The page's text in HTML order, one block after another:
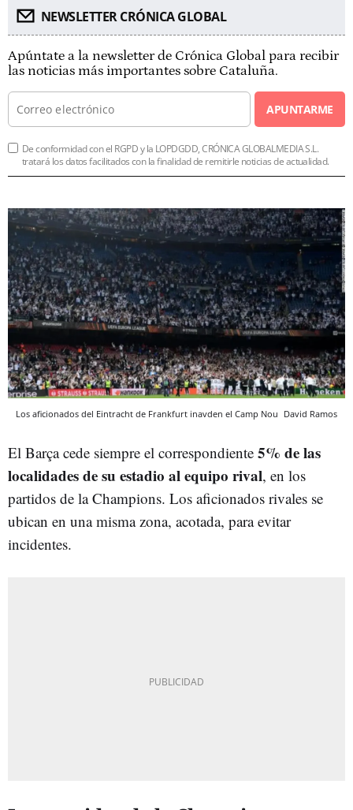
NEWSLETTER CRÓNICA GLOBAL
Apúntate a la newsletter de Crónica Global para recibir
las noticias más importantes sobre Cataluña.
APUNTARME
De conformidad con el RGPD y la LOPDGDD, CRÓNICA GLOBALMEDIA S.L.
tratará los datos facilitados con la finalidad de remitirle noticias de actualidad.
Los aficionados del Eintracht de Frankfurt inavden el Camp Nou David Ramos
El Barça cede siempre el correspondiente 5% de las
localidades de su estadio al equipo rival, en los
partidos de la Champions. Los aficionados rivales se
ubican en una misma zona, acotada, para evitar
incidentes.